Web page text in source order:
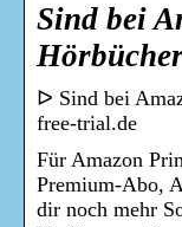
Sind bei
ᐅ Sind bei
free-trial.de
Für Amazon
Premium-Abo,
dir noch mehr